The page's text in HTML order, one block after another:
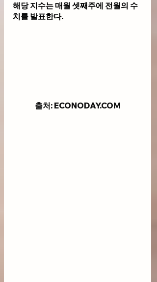
해당 지수는 매월 셋째주에 전월의 수
치를 발표한다.
출처: ECONODAY.COM